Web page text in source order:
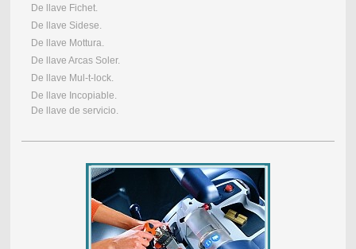
De llave Fichet.
De llave Sidese.
De llave Mottura.
De llave Arcas Soler.
De llave Mul-t-lock.
De llave Incopiable.
De llave de servicio.